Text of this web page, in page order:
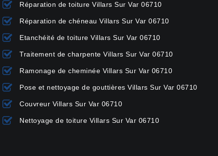
Réparation de toiture Villars Sur Var 06710
Réparation de chéneau Villars Sur Var 06710
Etanchéité de toiture Villars Sur Var 06710
Traitement de charpente Villars Sur Var 06710
Ramonage de cheminée Villars Sur Var 06710
Pose et nettoyage de gouttières Villars Sur Var 06710
Couvreur Villars Sur Var 06710
Nettoyage de toiture Villars Sur Var 06710